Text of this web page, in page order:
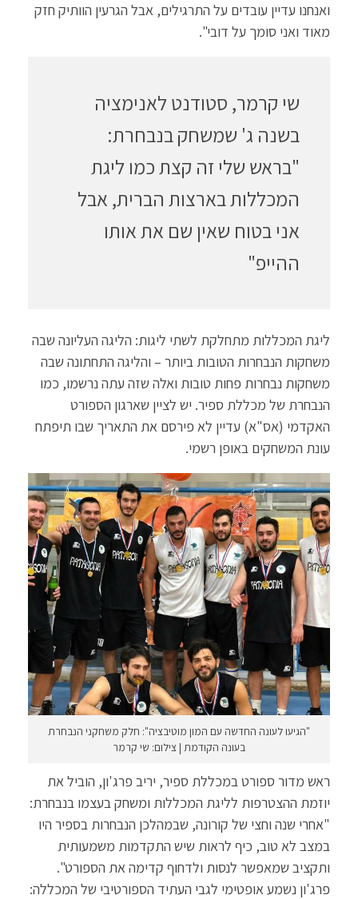
ואנחנו עדיין עובדים על התרגילים, אבל הגרעין הוותיק חזק
מאוד ואני סומך על דובי".
שי קרמר, סטודנט לאנימציה
בשנה ג' שמשחק בנבחרת:
"בראש שלי זה קצת כמו ליגת
המכללות בארצות הברית, אבל
אני בטוח שאין שם את אותו
ההייפ"
ליגת המכללות מתחלקת לשתי ליגות: הליגה העליונה שבה
משחקות הנבחרות הטובות ביותר – והליגה התחתונה שבה
משחקות נבחרות פחות טובות ואלה שזה עתה נרשמו, כמו
הנבחרת של מכללת ספיר. יש לציין שארגון הספורט
האקדמי (אס"א) עדיין לא פירסם את התאריך שבו תיפתח
עונת המשחקים באופן רשמי.
"הגיעו לעונה החדשה עם המון מוטיבציה": חלק משחקני הנבחרת
בעונה הקודמת | צילום: שי קרמר
ראש מדור ספורט במכללת ספיר, יריב פרג'ון, הוביל את
יוזמת ההצטרפות לליגת המכללות ומשחק בעצמו בנבחרת:
"אחרי שנה וחצי של קורונה, שבמהלכן הנבחרות בספיר היו
במצב לא טוב, כיף לראות שיש התקדמות משמעותית
ותקציב שמאפשר לנסות ולדחוף קדימה את הספורט".
פרג'ון נשמע אופטימי לגבי העתיד הספורטיבי של המכללה: